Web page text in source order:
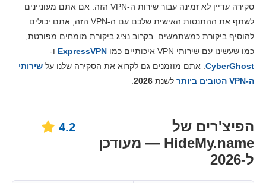
מאפיינים מרכזיים 4.2
התקנה ואפליקציות 6.0
אמינות ותמיכה 6.3
סקירה עדיין לא זמינה עבור שירות ה-VPN הזה. אם אתם מעוניינים
לשתף את ההתנסות האישית שלכם עם ה-VPN הזה, אתם יכולים
להוסיף ביקורת כמשתמשים. בקרוב נציג ביקורת מומחים מפורטת,
כמו שעשינו עם שירותי VPN איכותיים כמו
ExpressVPN ו-
CyberGhost. אתם מוזמנים גם לקרוא את הסקירה שלנו על שירותי
ה-VPN הטובים ביותר
לשנת 2026
.
הפיצ'רים של
HideMy.name — מעודכן
ל-2026
4.2